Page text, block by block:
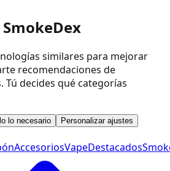
similares para mejorar
recomendaciones de
Tú decides qué categorías
lo necesario Personalizar ajustes
AccesoriosVapeDestacados